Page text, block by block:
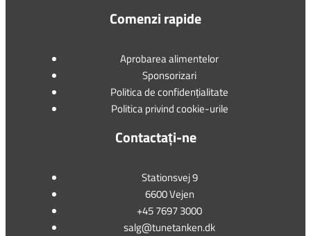
Comenzi rapide
Aprobarea alimentelor
Sponsorizari
Politica de confidențialitate
Politica privind cookie-urile
Contactați-ne
Stationsvej 9
6600 Vejen
+45 7697 3000
salg@tunetanken.dk